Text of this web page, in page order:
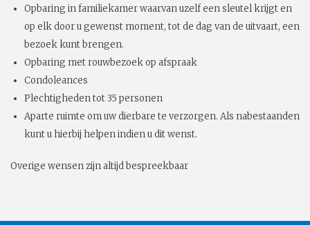
Opbaring in familiekamer waarvan uzelf een sleutel krijgt en
op elk door u gewenst moment, tot de dag van de uitvaart, een
bezoek kunt brengen.
Opbaring met rouwbezoek op afspraak
Condoleances
Plechtigheden tot 35 personen
Aparte ruimte om uw dierbare te verzorgen. Als nabestaanden
kunt u hierbij helpen indien u dit wenst.
Overige wensen zijn altijd bespreekbaar